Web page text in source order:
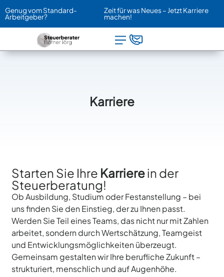
Genug vom Standard-
Arbeitgeber?
Zeit für was Neues – Jetzt Karriere
machen!
Karriere
Starten Sie Ihre Karrierein der
Steuerberatung!
Ob Ausbildung, Studium oder Festanstellung – bei
uns finden Sie den Einstieg, der zu Ihnen passt.
Werden Sie Teil eines Teams, das nicht nur mit Zahlen
arbeitet, sondern durch Wertschätzung, Teamgeist
und Entwicklungsmöglichkeiten überzeugt.
Gemeinsam gestalten wir Ihre berufliche Zukunft –
strukturiert, menschlich und auf Augenhöhe.